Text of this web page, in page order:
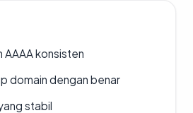
AAAA konsisten
domain dengan benar
stabil